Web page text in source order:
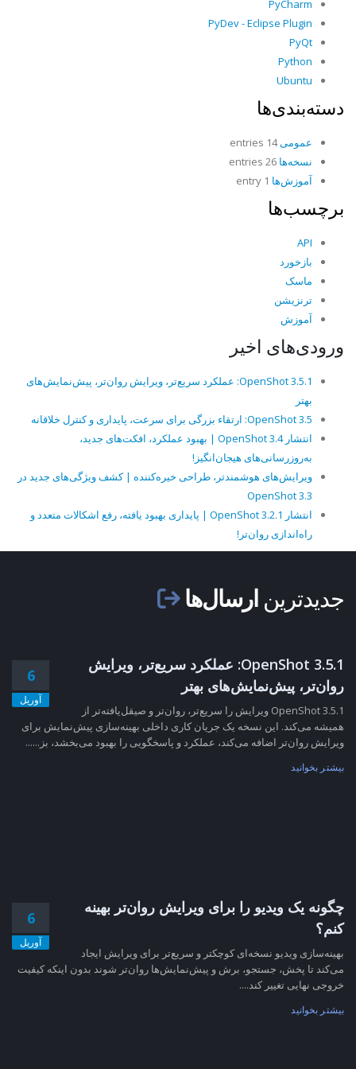
PyCharm
PyDev - Eclipse Plugin
PyQt
Python
Ubuntu
دسته‌بندی‌ها
عمومی14 entries
نسخه‌ها
آموزش‌ها
برچسب‌ها
API
بازخورد
ماسک
ترنزیشن
آموزش
ورودی‌های اخیر
OpenShot 3.5.1: عملکرد سریع‌تر، ویرایش روان‌تر، پیش‌نمایش‌های
بهتر
OpenShot 3.5: ارتقاء بزرگی برای سرعت، پایداری و کنترل خلاقانه
انتشار OpenShot 3.4 | بهبود عملکرد، افکت‌های جدید،
به‌روزرسانی‌های هیجان‌انگیز!
ویرایش‌های هوشمندتر، طراحی خیره‌کننده | کشف ویژگی‌های جدید در
OpenShot 3.3
انتشار OpenShot 3.2.1 | پایداری بهبود یافته، رفع اشکالات متعدد و
راه‌اندازی روان‌تر!
جدیدترین ارسال‌ها
6
آوریل
OpenShot 3.5.1: عملکرد سریع‌تر، ویرایش
روان‌تر، پیش‌نمایش‌های بهتر
OpenShot 3.5.1 ویرایش را سریع‌تر، روان‌تر و صیقل‌یافته‌تر از
همیشه می‌کند. این نسخه یک جریان کاری داخلی بهینه‌سازی پیش‌نمایش برای
ویرایش روان‌تر اضافه می‌کند، عملکرد و پاسخگویی را بهبود می‌بخشد، بز......
بیشتر بخوانید
6
آوریل
چگونه یک ویدیو را برای ویرایش روان‌تر بهینه
کنم؟
بهینه‌سازی ویدیو نسخه‌ای کوچکتر و سریع‌تر برای ویرایش ایجاد
می‌کند تا پخش، جستجو، برش و پیش‌نمایش‌ها روان‌تر شوند بدون اینکه کیفیت
خروجی نهایی تغییر کند....
بیشتر بخوانید